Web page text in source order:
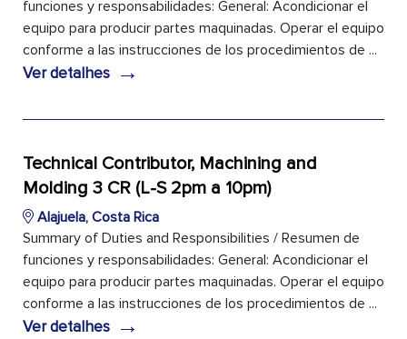
funciones y responsabilidades: General: Acondicionar el
equipo para producir partes maquinadas. Operar el equipo
conforme a las instrucciones de los procedimientos de ...
Ver detalhes →
Technical Contributor, Machining and
Molding 3 CR (L-S 2pm a 10pm)
Alajuela, Costa Rica
Summary of Duties and Responsibilities / Resumen de
funciones y responsabilidades: General: Acondicionar el
equipo para producir partes maquinadas. Operar el equipo
conforme a las instrucciones de los procedimientos de ...
Ver detalhes →